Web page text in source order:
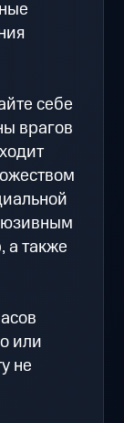
себе
врагов
а также
или
не